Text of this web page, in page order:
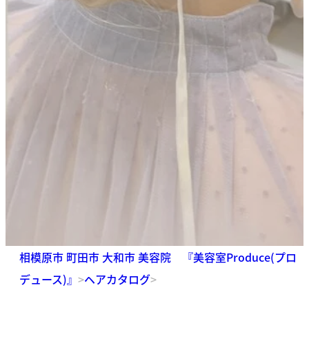
相模原市 町田市 大和市 美容院 『美容室Produce(プロ
デュース)』 >ヘアカタログ>